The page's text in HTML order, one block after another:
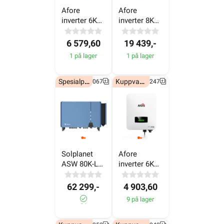
6 579,60
1 på lager
19 439,-
1 på lager
Solplanet
ASW 80K-LT
400V
Spesialpris!
7050067
62 299,-
Afore
inverter 6KW
Kuppvare!
6607247
4 903,60
9 på lager
Kuppvare!
6607252 Kuppvare!
6607249